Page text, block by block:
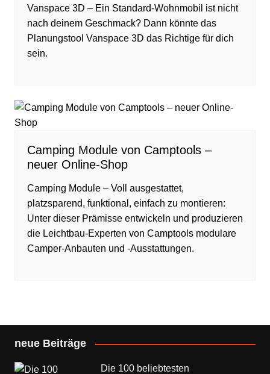
Vanspace 3D – Ein Standard-Wohnmobil ist nicht
nach deinem Geschmack? Dann könnte das
Planungstool Vanspace 3D das Richtige für dich
sein.
Camping Module von Camptools –
neuer Online-Shop
Camping Module – Voll ausgestattet,
platzsparend, funktional, einfach zu montieren:
Unter dieser Prämisse entwickeln und produzieren
die Leichtbau-Experten von Camptools modulare
Camper-Anbauten und -Ausstattungen.
neue Beiträge
Die 100 beliebtesten